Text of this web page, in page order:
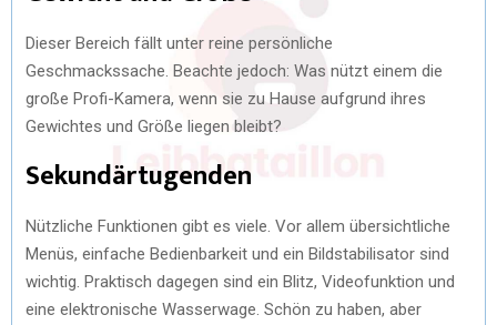
Dieser Bereich fällt unter reine persönliche
Geschmackssache. Beachte jedoch: Was nützt einem die
große Profi-Kamera, wenn sie zu Hause aufgrund ihres
Gewichtes und Größe liegen bleibt?
Sekundärtugenden
Nützliche Funktionen gibt es viele. Vor allem übersichtliche
Menüs, einfache Bedienbarkeit und ein Bildstabilisator sind
wichtig. Praktisch dagegen sind ein Blitz, Videofunktion und
eine elektronische Wasserwage. Schön zu haben, aber